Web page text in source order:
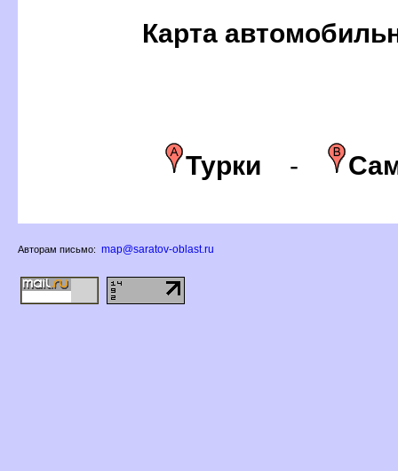
Карта
Турки -
Авторам письмо: map@saratov-oblast.ru